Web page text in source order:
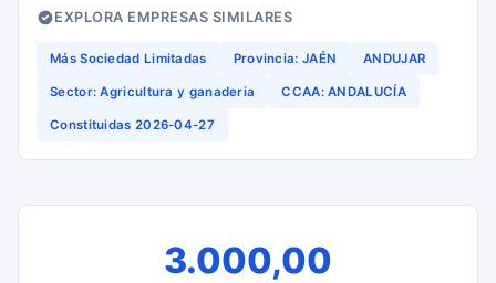
EXPLORA EMPRESAS SIMILARES
Más Sociedad Limitadas Provincia: JAÉN ANDUJAR
Sector: Agricultura y ganaderia CCAA: ANDALUCÍA
Constituidas 2026-04-27
3.000,00